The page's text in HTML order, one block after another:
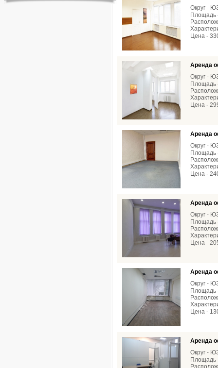
Округ -
Площадь
Цена -
Аренда
Округ -
Площадь
Цена -
Аренда
Округ -
Площадь
Цена -
Аренда
Округ -
Площадь
Цена -
Аренда
Округ -
Площадь
Цена -
Аренда
Округ -
Площадь